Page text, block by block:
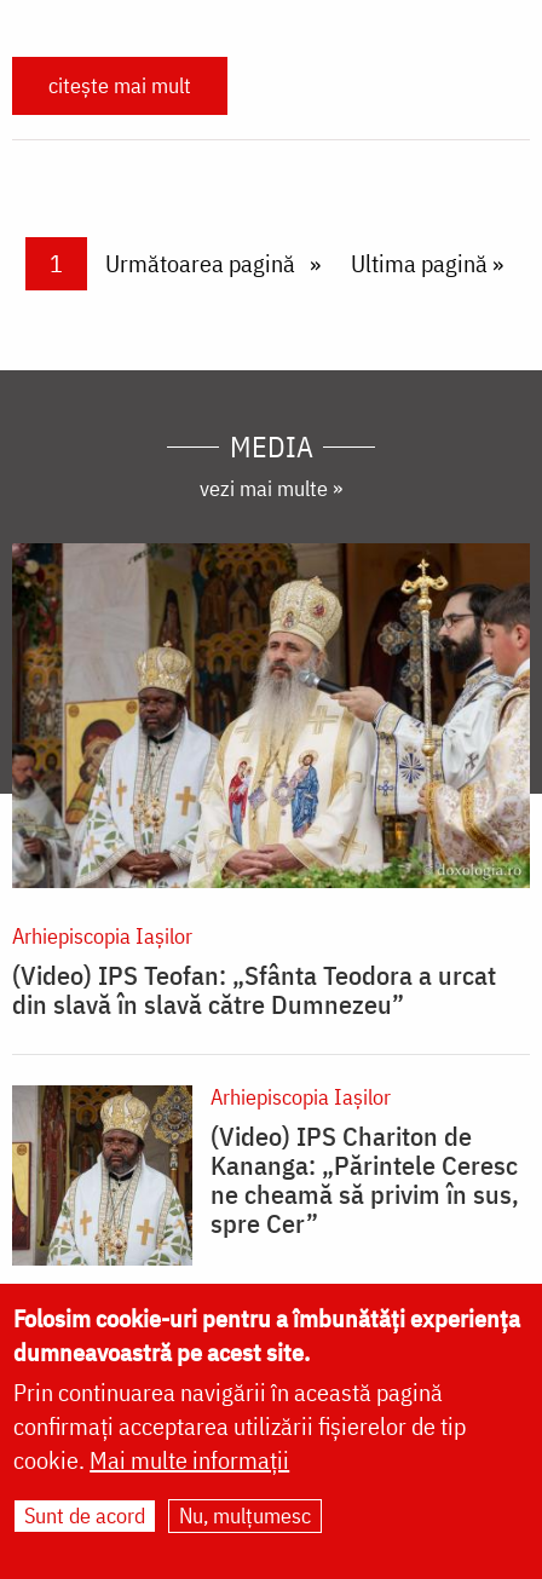
citește mai mult
PaginareCurrent page
1 Next page
Următoarea pagină Last page
Ultima pagină »
MEDIA
vezi mai multe »
Arhiepiscopia Iaşilor
(Video) IPS Teofan: „Sfânta Teodora a urcat
din slavă în slavă către Dumnezeu”
Arhiepiscopia Iaşilor
(Video) IPS Chariton de
Kananga: „Părintele Ceresc
ne cheamă să privim în sus,
spre Cer”
Cuvântul ierarhului
(Video) IPS Serafim:
„Pentru a dobândi
Împărăția lui Dumnezeu
trebuie să ne luptăm prin
post și rugăciune”
Folosim cookie-uri pentru a îmbunătăți experiența
dumneavoastră pe acest site.
Prin continuarea navigării în această pagină
confirmați acceptarea utilizării fișierelor de tip
cookie. Mai multe informații
Sunt de acord Nu, mulțumesc